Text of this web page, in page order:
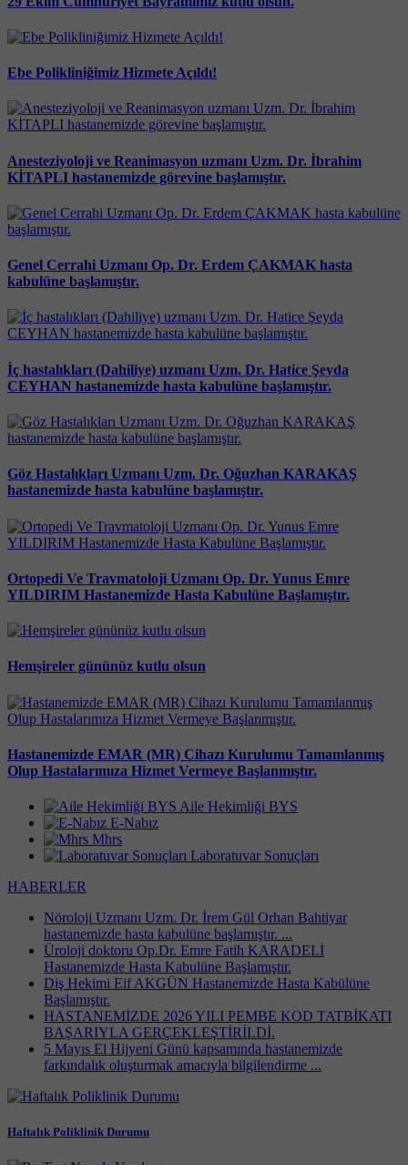
Ebe Polikliniğimiz Hizmete Açıldı!
Anesteziyoloji ve Reanimasyon uzmanı Uzm. Dr. İbrahim
KİTAPLI hastanemizde görevine başlamıştır.
Genel Cerrahi Uzmanı Op. Dr. Erdem ÇAKMAK hasta
kabulüne başlamıştır.
İç hastalıkları (Dahiliye) uzmanı Uzm. Dr. Hatice Şeyda
CEYHAN hastanemizde hasta kabulüne başlamıştır.
Göz Hastalıkları Uzmanı Uzm. Dr. Oğuzhan KARAKAŞ
hastanemizde hasta kabulüne başlamıştır.
Ortopedi Ve Travmatoloji Uzmanı Op. Dr. Yunus Emre
YILDIRIM Hastanemizde Hasta Kabulüne Başlamıştır.
Hemşireler gününüz kutlu olsun
Hastanemizde EMAR (MR) Cihazı Kurulumu Tamamlanmış
Olup Hastalarımıza Hizmet Vermeye Başlanmıştır.
Aile Hekimliği BYS
E-Nabız
Mhrs
Laboratuvar Sonuçları
HABERLER
Nöroloji Uzmanı Uzm. Dr. İrem Gül Orhan Bahtiyar
hastanemizde hasta kabulüne başlamıştır. ...
Üroloji doktoru Op.Dr. Emre Fatih KARADELİ
Hastanemizde Hasta Kabulüne Başlamıştır.
Diş Hekimi Eif AKGÜN Hastanemizde Hasta Kabülüne
Başlamıştır.
HASTANEMİZDE 2026 YILI PEMBE KOD TATBİKATI
BAŞARIYLA GERÇEKLEŞTİRİLDİ.
5 Mayıs El Hijyeni Günü kapsamında hastanemizde
farkındalık oluşturmak amacıyla bilgilendirme ...
Haftalık Poliklinik Durumu